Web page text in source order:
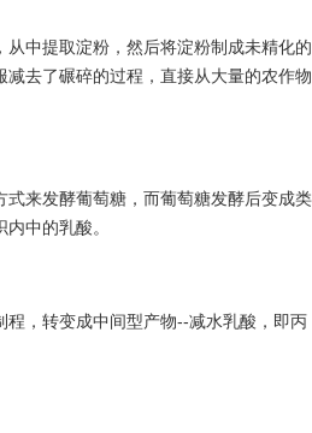
从中提取淀粉，然后将淀粉制成未精化的
去了碾碎的过程，直接从大量的农作物
式来发酵葡萄糖，而葡萄糖发酵后变成类
中的乳酸。
程，转变成中间型产物--减水乳酸，即丙